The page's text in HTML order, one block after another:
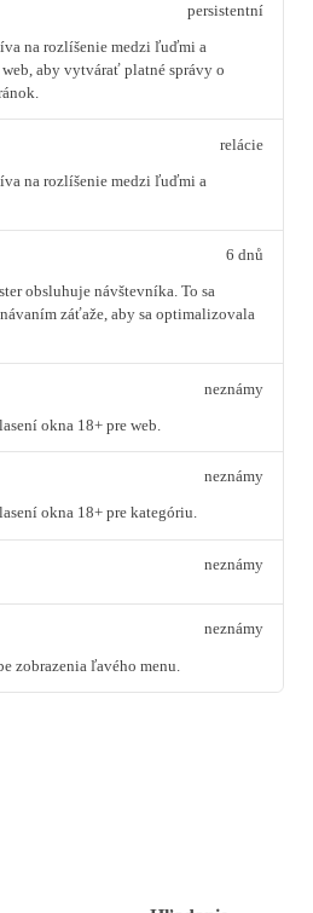
na rozlíšenie medzi ľuďmi a
aby vytvárať platné správy o
persistentní
na rozlíšenie medzi ľuďmi a
relácie
obsluhuje návštevníka. To sa
záťaže, aby sa optimalizovala
6 dnů
okna 18+ pre web.
neznámy
okna 18+ pre kategóriu.
neznámy
neznámy
zobrazenia ľavého menu.
neznámy